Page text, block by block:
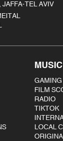
TEL AVIV
MUSIC
LOCAL
TIKTOK
RADIO
FILM
GAMING